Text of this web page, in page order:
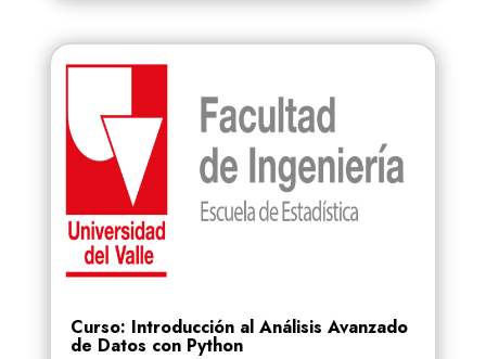
Curso: Introducción al Análisis Avanzado
de Datos con Python